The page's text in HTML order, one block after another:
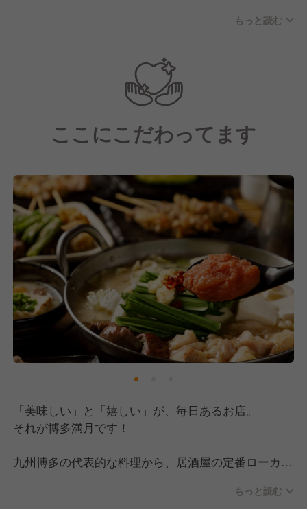
明るく気さくなメンバーが多く、堅苦しさのない雰囲
気なので、チームで協力しながら楽しく働きたい方に
ぴったりの職場です！
もっと読む
ここにこだわってます
「美味しい」と「嬉しい」が、毎日あるお店。
それが博多満月です！
九州博多の代表的な料理から、居酒屋の定番ローカル
おいしい料理を低価格で楽しめる居酒屋業態として、
もっと読む